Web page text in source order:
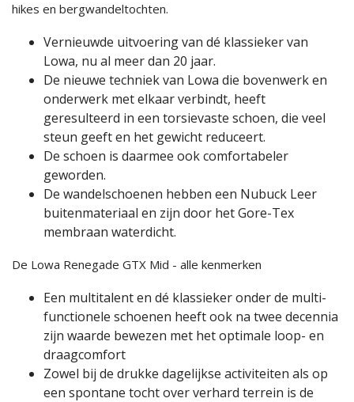
hikes en bergwandeltochten.
Vernieuwde uitvoering van dé klassieker van
Lowa, nu al meer dan 20 jaar.
De nieuwe techniek van Lowa die bovenwerk en
onderwerk met elkaar verbindt, heeft
geresulteerd in een torsievaste schoen, die veel
steun geeft en het gewicht reduceert.
De schoen is daarmee ook comfortabeler
geworden.
De wandelschoenen hebben een Nubuck Leer
buitenmateriaal en zijn door het Gore-Tex
membraan waterdicht.
De Lowa Renegade GTX Mid - alle kenmerken
Een multi­talent en dé klas­sieker onder de multi­
func­tionele schoenen heeft ook na twee decennia
zijn waarde bewezen met het optimale loop- en
draag­comfort
Zowel bij de drukke dage­lijkse acti­vi­teiten als op
een spontane tocht over verhard terrein is de